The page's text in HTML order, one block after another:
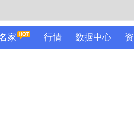
家 行情 数据中心